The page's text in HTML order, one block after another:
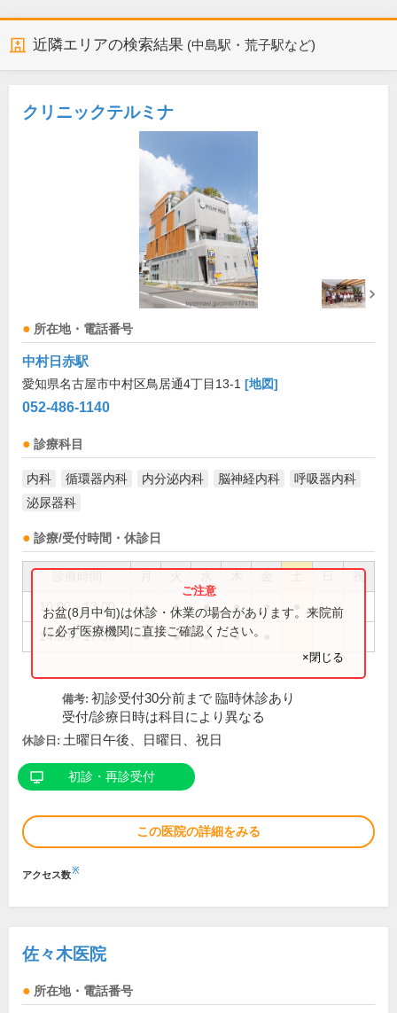
近隣エリアの検索結果 (中島駅・荒子駅など)
クリニックテルミナ
所在地・電話番号
中村日赤駅
愛知県名古屋市中村区鳥居通4丁目13-1 [地図]
052-486-1140
診療科目
内科 循環器内科 内分泌内科 脳神経内科
呼吸器内科
泌尿器科
診療/受付時間・休診日
祝
10:00～13:00 ● ● ● ● ●
14:30～17:30 ● ● ● ●
お盆(8月中旬)は休診・休業の場合があります。来院前
に必ず医療機関に直接ご確認ください。
×閉じる
備考: 初診受付30分前まで 臨時休診あり
受付/診療日時は科目により異なる
休診日: 土曜日午後、日曜日、祝日
初診・再診受付
この医院の詳細をみる
アクセス数※
佐々木医院
所在地・電話番号